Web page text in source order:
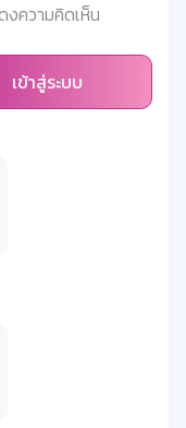
งความคิดเห็น
เข้าสู่ระบบ